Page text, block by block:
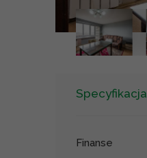
Specyfikacja
Finanse